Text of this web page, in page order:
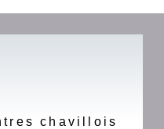
chavillois